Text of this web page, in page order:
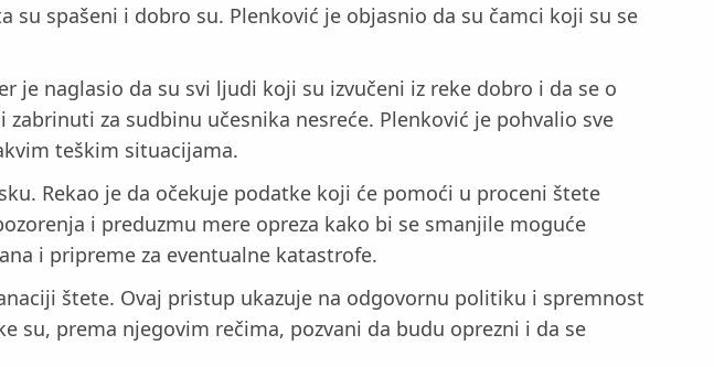
spašeni i dobro su. Plenković je objasnio da su čamci koji su se
naglasio da su svi ljudi koji su izvučeni iz reke dobro i da se o
za sudbinu učesnika nesreće. Plenković je pohvalio sve
teškim situacijama.
Rekao je da očekuje podatke koji će pomoći u proceni štete
i preduzmu mere opreza kako bi se smanjile moguće
i pripreme za eventualne katastrofe.
štete. Ovaj pristup ukazuje na odgovornu politiku i spremnost
su, prema njegovim rečima, pozvani da budu oprezni i da se